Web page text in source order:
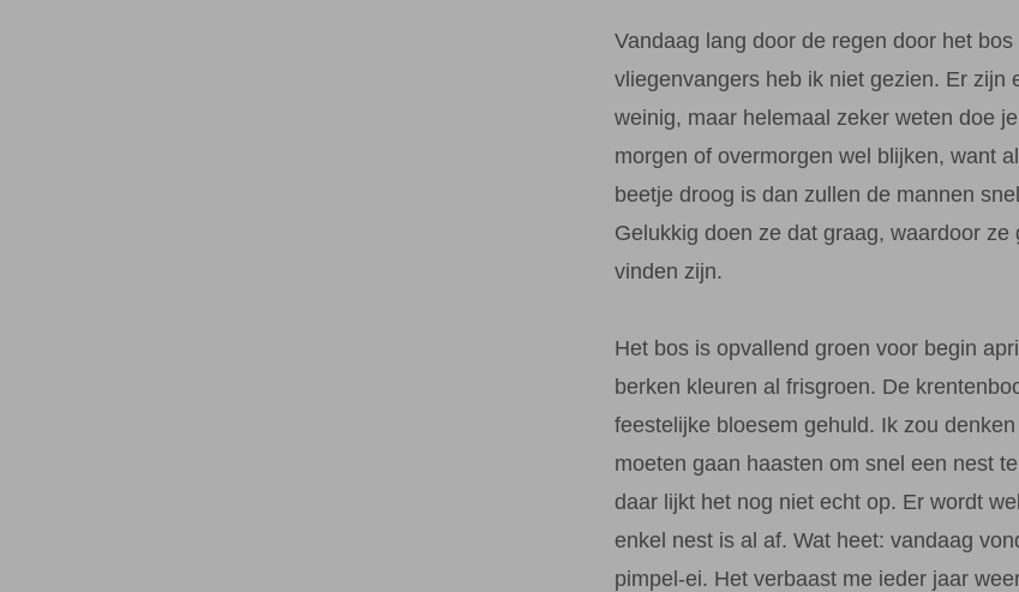
Vandaag lang door de regen door het
vliegenvangers heb ik niet gezien. Er zijn
weinig, maar helemaal zeker weten doe
morgen of overmorgen wel blijken, want
beetje droog is dan zullen de mannen
Gelukkig doen ze dat graag, waardoor ze
vinden zijn.
Het bos is opvallend groen voor begin
berken kleuren al frisgroen. De
feestelijke bloesem gehuld. Ik zou
moeten gaan haasten om snel een nest
daar lijkt het nog niet echt op. Er wordt
enkel nest is al af. Wat heet: vandaag
pimpel-ei. Het verbaast me ieder jaar